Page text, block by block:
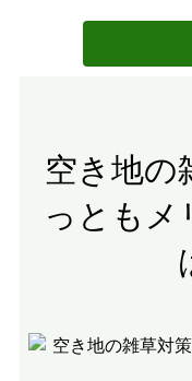
空き地の
っともメ